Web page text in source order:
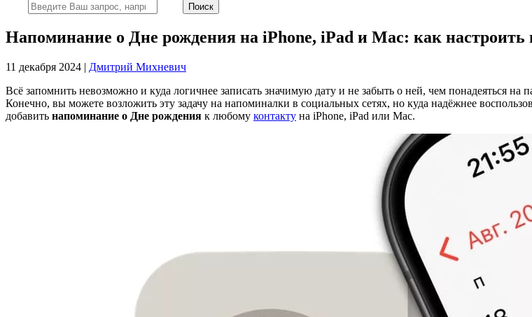
Напоминание о Дне рождения на iPhone, iPad и Mac: как настроить
11 декабря 2024 | Дмитрий Михневич
Всё запомнить невозможно и куда логичнее записать значимую дату и не забыть о ней, чем понадеяться
Конечно, вы можете возложить эту задачу на напоминалки в социальных сетях, но куда надёжнее
добавить напоминание о Дне рождения к любому контакту на iPhone, iPad или Mac.